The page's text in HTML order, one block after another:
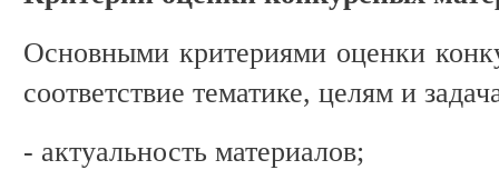
Основными критериями оценки
соответствие тематике, целям и
- актуальность материалов;